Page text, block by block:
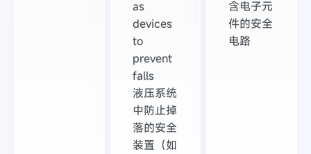
as
devices
to
prevent
falls
液压系统
中防止掉
落的安全
装置（如
含电子元
件的安全
电路